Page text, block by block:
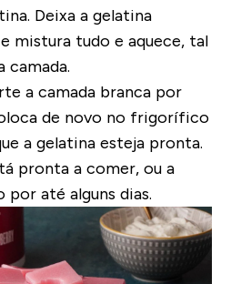
Deixa a gelatina
mistura tudo e aquece, tal
camada.
a camada branca por
de novo no frigorífico
a gelatina esteja pronta.
pronta a comer, ou a
até alguns dias.